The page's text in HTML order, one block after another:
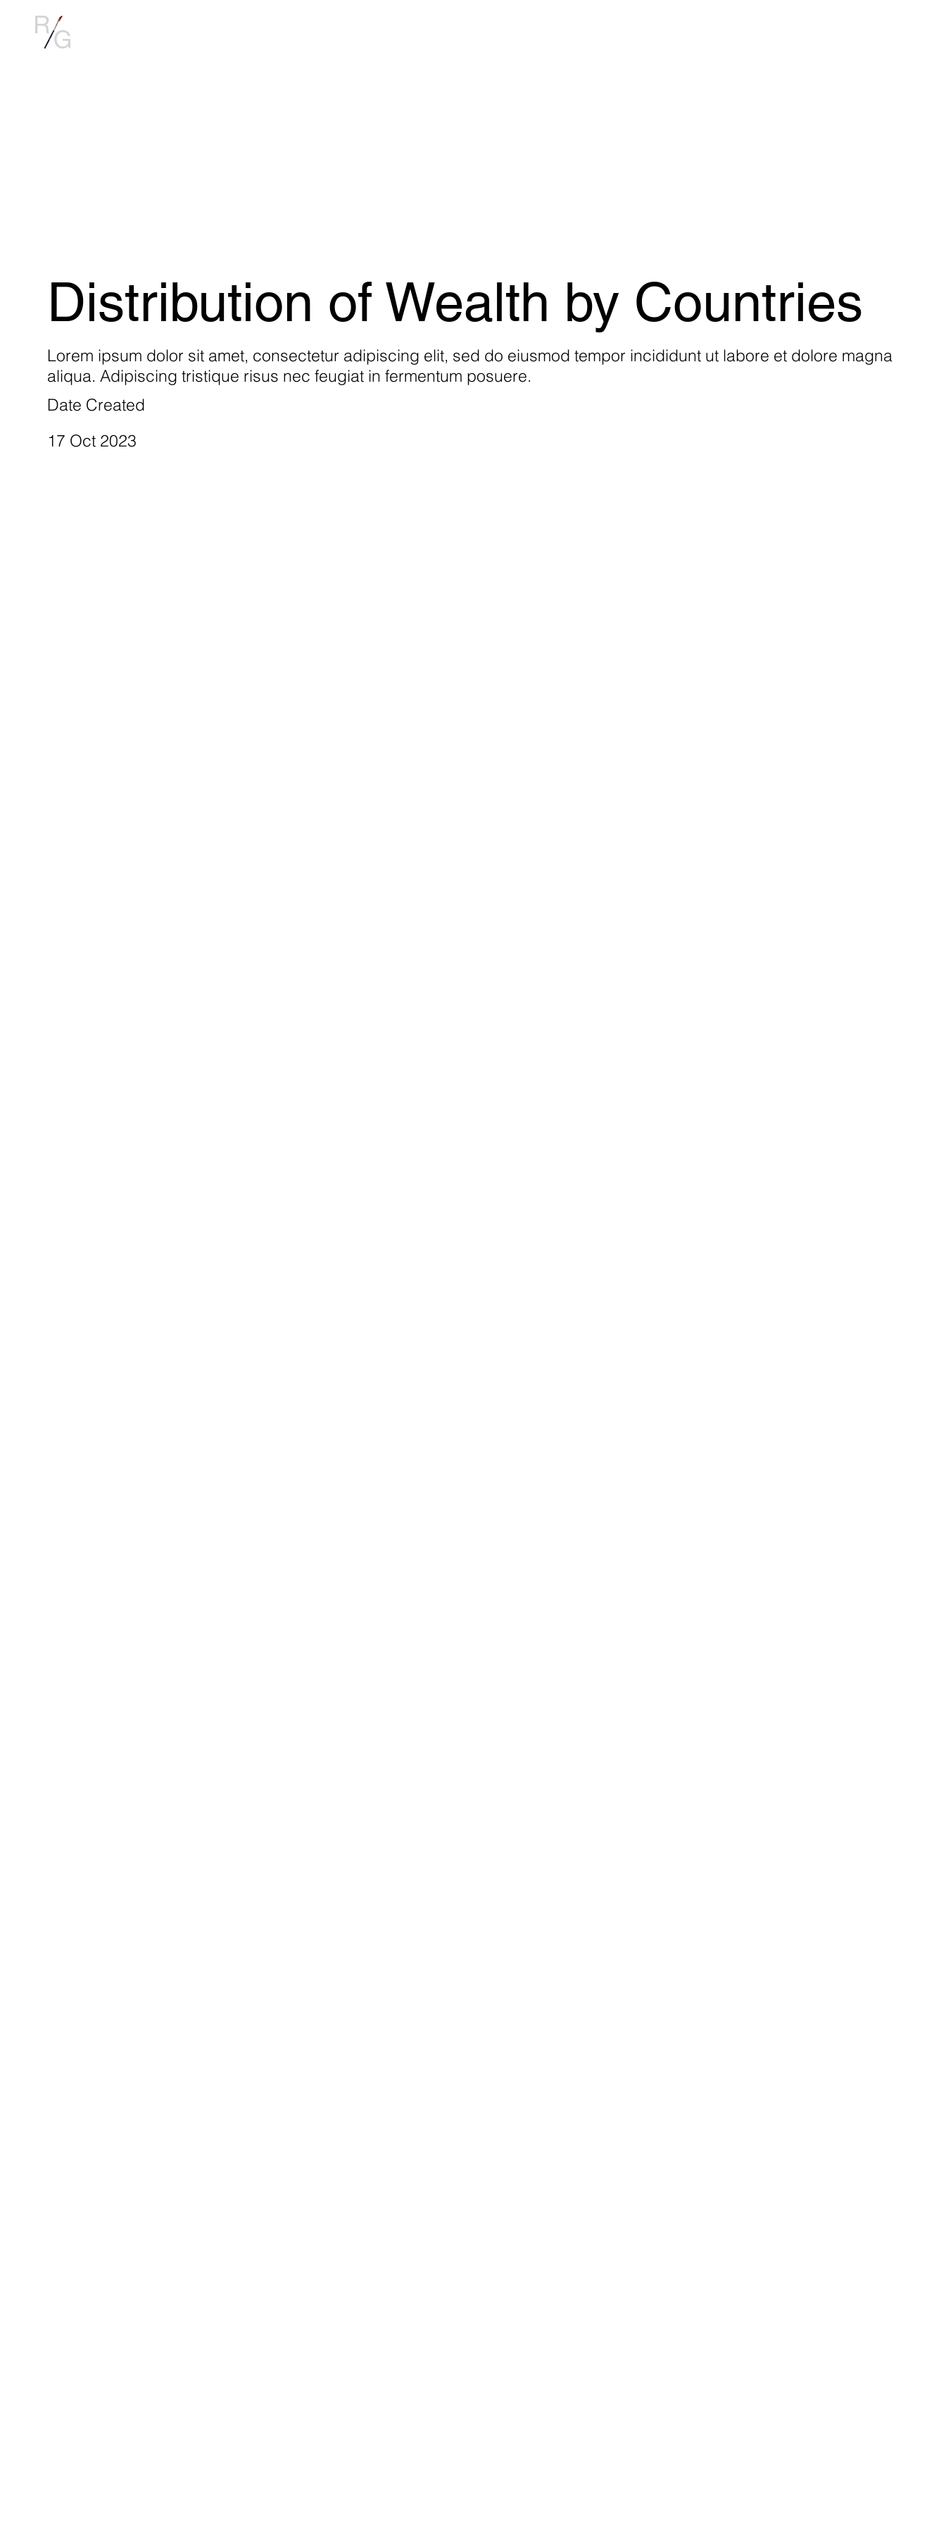
Date Created
Lorem ipsum dolor sit amet, consectetur adipiscing elit, sed do eiusmod tempor incididunt ut labore et dolore magna
aliqua. Adipiscing tristique risus nec feugiat in fermentum posuere.
Distribution of Wealth by Countries
17 Oct 2023